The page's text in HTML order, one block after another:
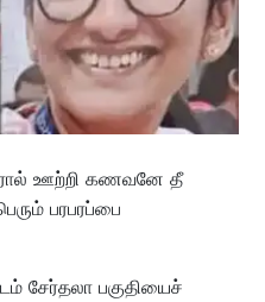
ஊற்றி கணவனே தீ
பரபரப்பை
சேர்தலா பகுதியைச்